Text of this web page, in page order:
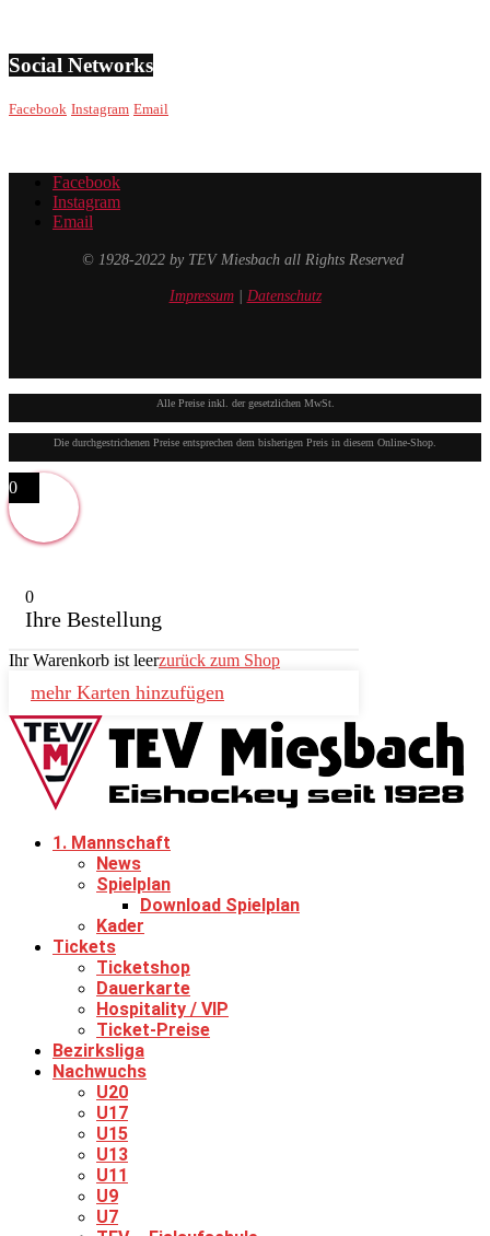
Social Networks
Facebook Instagram Email
Facebook
Instagram
Email
© 1928-2022 by TEV Miesbach all Rights Reserved
Impressum| Datenschutz
Alle Preise inkl. der gesetzlichen MwSt.
Die durchgestrichenen Preise entsprechen dem bisherigen Preis in diesem Online-Shop.
0
0
Ihre Bestellung
Ihr Warenkorb ist leerzurück zum Shop
mehr Karten hinzufügen
1. Mannschaft
News
Spielplan
Download Spielplan
Kader
Tickets
Ticketshop
Dauerkarte
Hospitality / VIP
Ticket-Preise
Bezirksliga
Nachwuchs
U20
U17
U15
U13
U11
U9
U7